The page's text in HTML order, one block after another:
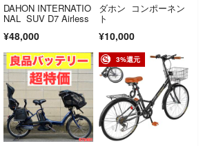
DAHON INTERNATIO
NAL SUV D7 Airless
¥48,000
ダホン コンポーネン
ト
¥10,000
3%還元